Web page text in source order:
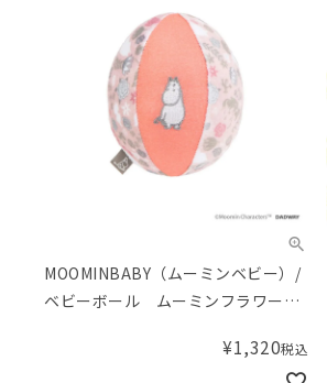
MOOMINBABY（ムーミンベビー）/
ベビーボール ムーミンフラワー・
¥1,320税込